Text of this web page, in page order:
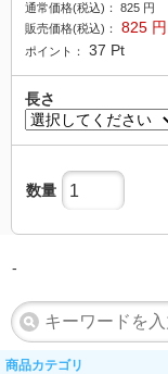
通常価格(税込)： 825 円
販売価格(税込)：
825 円
ポイント： 37 Pt
長さ
数量
-
商品カテゴリ